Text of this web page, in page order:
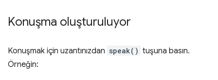
Konuşma oluşturuluyor
Konuşmak için uzantınızdan speak() tuşuna basın.
Örneğin: